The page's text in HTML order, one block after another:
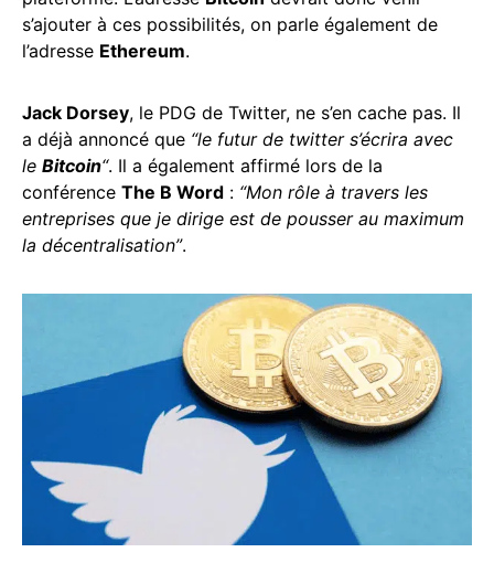
s’ajouter à ces possibilités, on parle également de
l’adresse Ethereum.
Jack Dorsey, le PDG de Twitter, ne s’en cache pas. Il
a déjà annoncé que “le futur de twitter s’écrira avec
le Bitcoin“. Il a également affirmé lors de la
conférence The B Word : “Mon rôle à travers les
entreprises que je dirige est de pousser au maximum
la décentralisation”.